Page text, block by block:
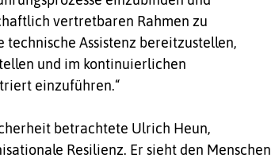
vertretbaren Rahmen zu
Assistenz bereitzustellen,
und im kontinuierlichen
einzuführen.“
betrachtete Ulrich Heun,
Resilienz. Er sieht den Menschen